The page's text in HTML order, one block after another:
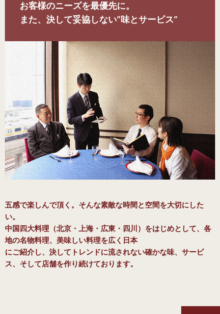
お客様のニーズを最優先に。
また、決して妥協しない”味とサービス”
五感で楽しんで頂く。そんな素敵な時間と空間を大切にした
い。
中国四大料理（北京・上海・広東・四川）をはじめとして、各
地の名物料理、美味しい料理を広く日本
にご紹介し、決してトレンドに流されない確かな味、サービ
ス、そして店舗を作り続けております。